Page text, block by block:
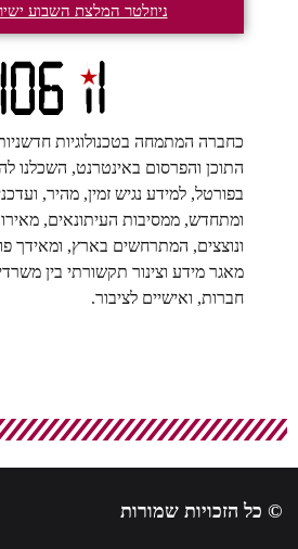
ניוזלטר המלצת השבוע
כחברה המתמחה בטכנולוגיות
התוכן והפרסום באינטרנט, השכלנו
בפורטל, למידע נגיש זמין, מהיר,
ומתחדש, ממסיבות העיתונאים,
ונוצצים, המתרחשים בארץ, ומאידך
מאגר מידע וצינור תקשורתי בין
חברות, ואישיים לציבור.
© כל הזכויות שמורות